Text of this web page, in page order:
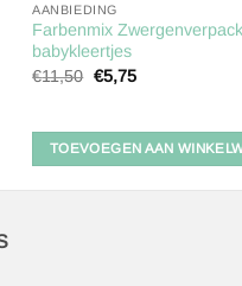
AANBIEDING
Farbenmix
babykleertjes
€11,50 Oorspronkelijke
€5,75Huidige
TOEVOEGEN AAN